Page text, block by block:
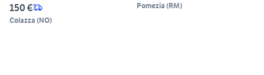
150 €
Colazza (NO)
Pomezia (RM)